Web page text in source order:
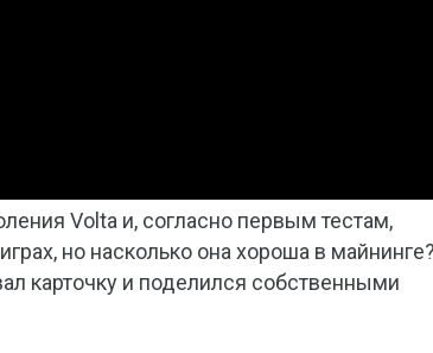
Volta и, согласно первым тестам,
но насколько она хороша в майнинге?
карточку и поделился собственными